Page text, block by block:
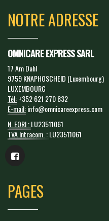
NOTRE ADRESSE
OMNICARE EXPRESS SARL
17 Am Dahl
9759 KNAPHOSCHEID (Luxembourg)
LUXEMBOURG
Tél:+352 621 270 832
E-mail:info@omnicareexpress.com
N. EORI :LU23511061
TVA Intracom. :LU23511061
PAGES